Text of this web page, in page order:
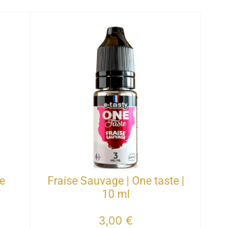
Fraise Sauvage | One taste |
10 ml
3,00 €